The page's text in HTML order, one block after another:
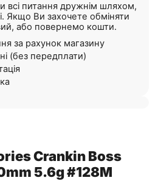
всі питання дружнім шляхом,
Якщо Ви захочете обміняти
або повернемо кошти.
за рахунок магазину
(без передплати)
Crankin Boss
5.6g #128M